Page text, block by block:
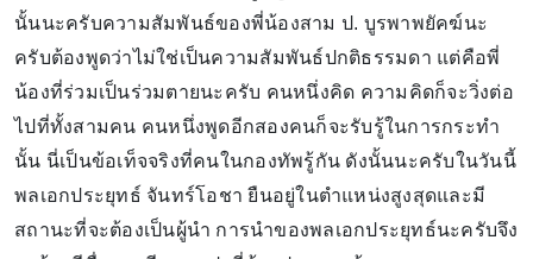
นั้นนะครับความสัมพันธ์ของพี่น้องสาม ป. บูรพาพยัคฆ์นะ
ครับต้องพูดว่าไม่ใช่เป็นความสัมพันธ์ปกติธรรมดา แต่คือพี่
น้องที่ร่วมเป็นร่วมตายนะครับ คนหนึ่งคิด ความคิดก็จะวิ่งต่อ
ไปที่ทั้งสามคน คนหนึ่งพูดอีกสองคนก็จะรับรู้ในการกระทำ
นั้น นี่เป็นข้อเท็จจริงที่คนในกองทัพรู้กัน ดังนั้นนะครับในวันนี้
พลเอกประยุทธ์ จันทร์โอชา ยืนอยู่ในตำแหน่งสูงสุดและมี
สถานะที่จะต้องเป็นผู้นำ การนำของพลเอกประยุทธ์นะครับจึง